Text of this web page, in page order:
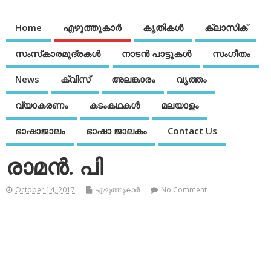
Home എഴുത്തുകാര്‍ കൃതികൾ ക്ലാസിക്
സംസ്‌കാരമുദ്രകള്‍ നാടന്‍ പാട്ടുകള്‍ സംഗീതം
News ക്വിസ് അലങ്കാരം വൃത്തം
വ്യാകരണം കടംകഥകള്‍ മലയാളം
ഭാഷാജാലം ഭാഷാ ജാലകം Contact Us
രാമന്‍. പി
October 14, 2017 എഴുത്തുകാര്‍ No Comment